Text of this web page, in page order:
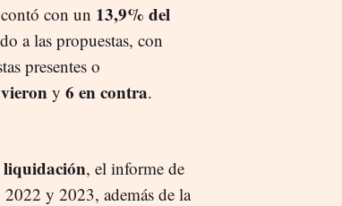
con un 13,9% del
a las propuestas, con
presentes o
y 6 en contra.
liquidación, el informe de
y 2023, además de la